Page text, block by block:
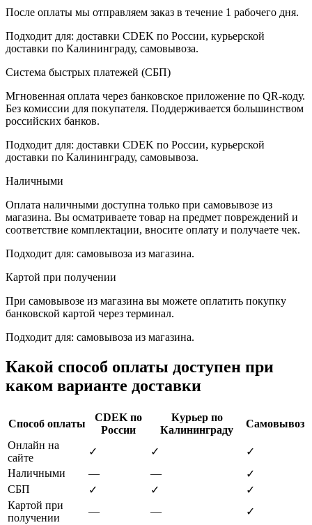
После оплаты мы отправляем заказ в течение 1 рабочего дня.
Подходит для: доставки CDEK по России, курьерской
доставки по Калининграду, самовывоза.
Система быстрых платежей (СБП)
Мгновенная оплата через банковское приложение по QR-коду.
Без комиссии для покупателя. Поддерживается большинством
российских банков.
Подходит для: доставки CDEK по России, курьерской
доставки по Калининграду, самовывоза.
Наличными
Оплата наличными доступна только при самовывозе из
магазина. Вы осматриваете товар на предмет повреждений и
соответствие комплектации, вносите оплату и получаете чек.
Подходит для: самовывоза из магазина.
Картой при получении
При самовывозе из магазина вы можете оплатить покупку
банковской картой через терминал.
Подходит для: самовывоза из магазина.
Какой способ оплаты доступен при
каком варианте доставки
Способ оплаты
CDEK по
России
Курьер по
Калининграду
Самовывоз
Онлайн на
сайте
✓ ✓
✓
Наличными
— —
✓
СБП
✓ ✓
✓
Картой при
получении
— —
✓